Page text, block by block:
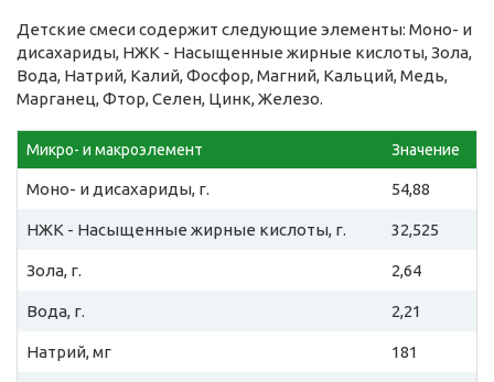
Детские смеси содержит следующие элементы: Моно- и
дисахариды, НЖК - Насыщенные жирные кислоты, Зола,
Вода, Натрий, Калий, Фосфор, Магний, Кальций, Медь,
Марганец, Фтор, Селен, Цинк, Железо.
Микро- и макроэлемент Значение
Моно- и дисахариды, г. 54,88
НЖК - Насыщенные жирные кислоты, г. 32,525
Зола, г. 2,64
Вода, г. 2,21
Натрий, мг 181